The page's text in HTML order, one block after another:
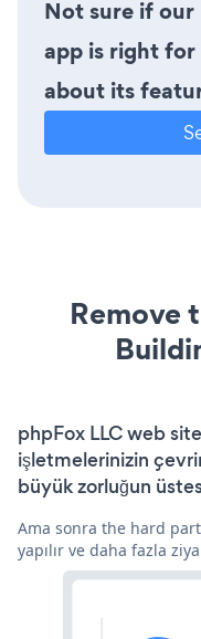
Not sure if our
app is right
about its
Remove
phpFox LLC web
işletmelerinizin
büyük zorluğun
Ama sonra the hard
yapılır ve daha fazla